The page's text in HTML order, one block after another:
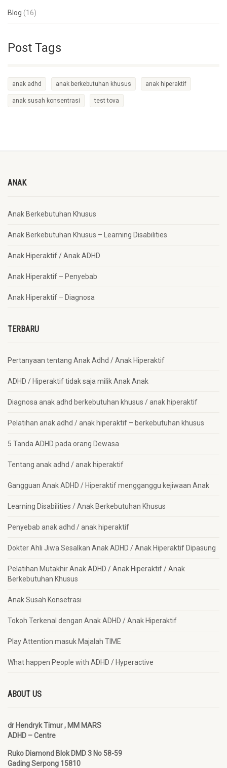
Blog (16)
Post Tags
anak adhd anak berkebutuhan khusus anak hiperaktif
anak susah konsentrasi test tova
ANAK
Anak Berkebutuhan Khusus
Anak Berkebutuhan Khusus – Learning Disabilities
Anak Hiperaktif / Anak ADHD
Anak Hiperaktif – Penyebab
Anak Hiperaktif – Diagnosa
TERBARU
Pertanyaan tentang Anak Adhd / Anak Hiperaktif
ADHD / Hiperaktif tidak saja milik Anak Anak
Diagnosa anak adhd berkebutuhan khusus / anak hiperaktif
Pelatihan anak adhd / anak hiperaktif – berkebutuhan khusus
5 Tanda ADHD pada orang Dewasa
Tentang anak adhd / anak hiperaktif
Gangguan Anak ADHD / Hiperaktif mengganggu kejiwaan Anak
Learning Disabilities / Anak Berkebutuhan Khusus
Penyebab anak adhd / anak hiperaktif
Dokter Ahli Jiwa Sesalkan Anak ADHD / Anak Hiperaktif Dipasung
Pelatihan Mutakhir Anak ADHD / Anak Hiperaktif / Anak
Berkebutuhan Khusus
Anak Susah Konsetrasi
Tokoh Terkenal dengan Anak ADHD / Anak Hiperaktif
Play Attention masuk Majalah TIME
What happen People with ADHD / Hyperactive
ABOUT US
dr Hendryk Timur , MM MARS
ADHD – Centre
Ruko Diamond Blok DMD 3 No 58-59
Gading Serpong 15810